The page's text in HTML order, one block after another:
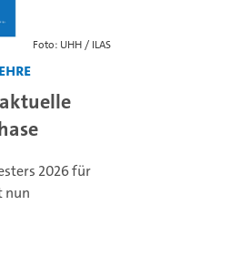
Foto: UHH / ILAS
2026 für
nun